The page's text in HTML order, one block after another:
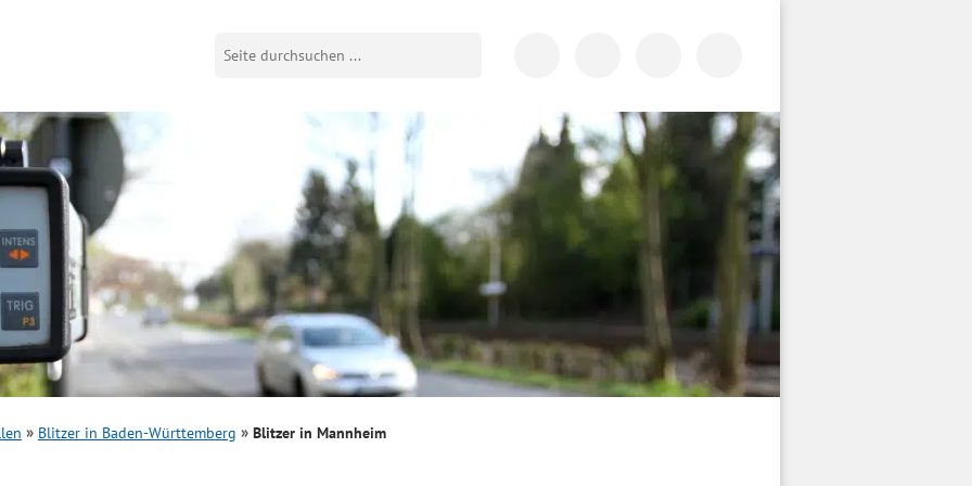
Blitzer in Baden-Württemberg Blitzer in Mannheim